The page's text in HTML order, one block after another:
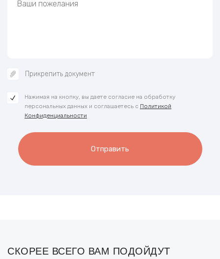
Нажимая на кнопку, вы даете согласие на обработку
персональных данных и соглашаетесь с Политикой
Конфиденциальности
Отправить
Прикрепить документ
СКОРЕЕ ВСЕГО ВАМ ПОДОЙДУТ